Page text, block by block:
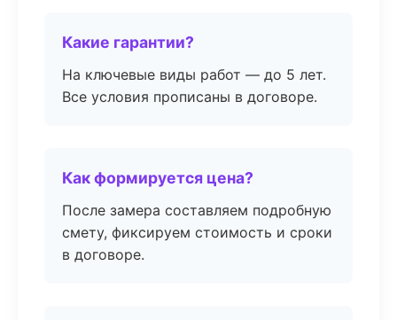
Какие гарантии?
На ключевые виды работ — до 5 лет.
Все условия прописаны в договоре.
Как формируется цена?
После замера составляем подробную
смету, фиксируем стоимость и сроки
в договоре.